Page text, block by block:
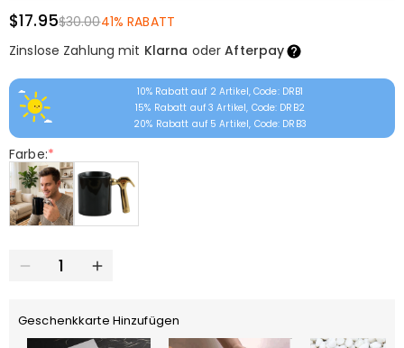
$17.95$30.0041% RABATT
Zinslose Zahlung mit Klarna oderAfterpay
10% Rabatt auf 2 Artikel, Code: DRB1
15% Rabatt auf 3 Artikel, Code: DRB2
20% Rabatt auf 5 Artikel, Code: DRB3
Farbe:*
Geschenkkarte Hinzufügen